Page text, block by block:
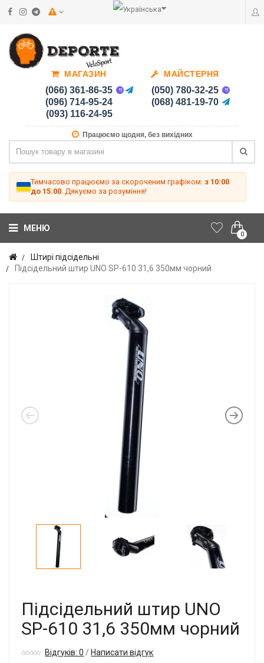
МАГАЗИН
(066) 361-86-35
(096) 714-95-24
(093) 116-24-95
МАЙСТЕРНЯ
(050) 780-32-25
(068) 481-19-70
Працюємо щодня, без вихідних
Тимчасово працюємо за скороченим графіком: з 10:00
до 15:00 . Дякуємо за розуміння!
0
МЕНЮ
Штирі підсідельні
Підсідельний штир UNO SP-610 31,6 350мм чорний
Підсідельний штир UNO
SP-610 31,6 350мм чорний
Відгуків: 0 /Написати відгук